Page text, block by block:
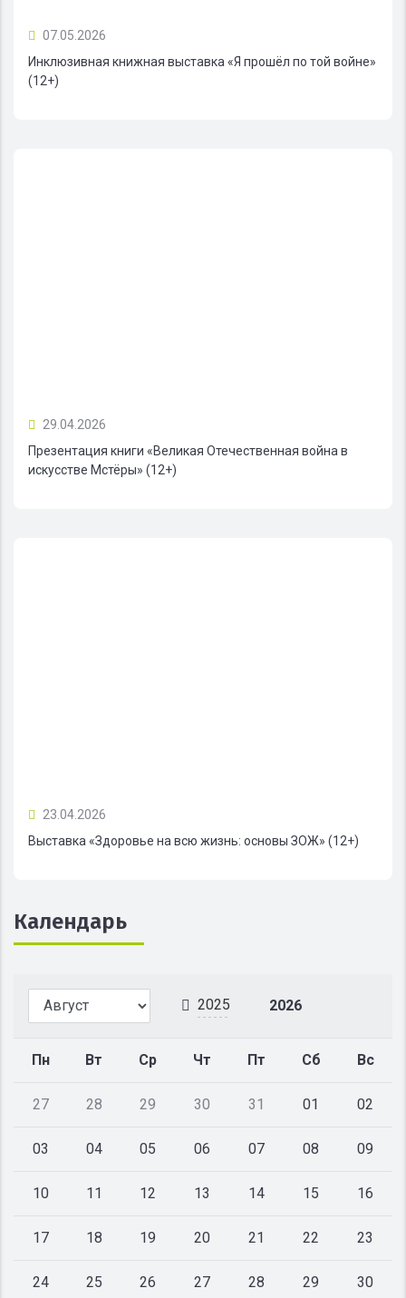
07.05.2026
Инклюзивная книжная выставка «Я прошёл по той войне»
(12+)
29.04.2026
Презентация книги «Великая Отечественная война в
искусстве Мстёры» (12+)
23.04.2026
Выставка «Здоровье на всю жизнь: основы ЗОЖ» (12+)
Календарь
2025 2026
Пн Вт Ср Чт Пт Сб Вс
27 28 29 30 31 01 02
03 04 05 06 07 08 09
10 11 12 13 14 15 16
17 18 19 20 21 22 23
24 25 26 27 28 29 30